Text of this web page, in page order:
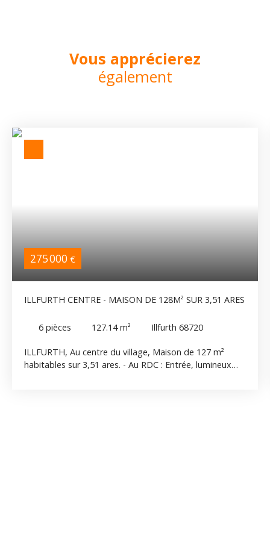
Vous apprécierez
également
275 000 €
ILLFURTH CENTRE - MAISON DE 128M² SUR 3,51 ARES
6 pièces 127.14m² Illfurth 68720
ILLFURTH, Au centre du village, Maison de 127 m²
habitables sur 3,51 ares. - Au RDC : Entrée, lumineux